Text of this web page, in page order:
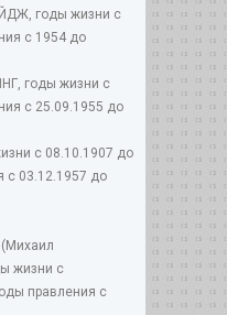
годы жизни с
с 1954 до
годы жизни с
с 25.09.1955 до
с 08.10.1907 до
с 03.12.1957 до
жизни с
правления с